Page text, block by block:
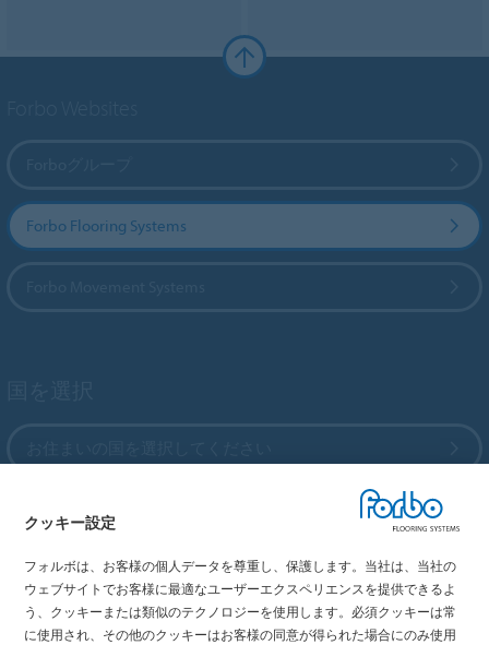
Forbo Flooring Systems
My Forbo
最新カタログ
メディア掲載情報
イベント情報
クッキー設定
フォルボは、お客様の個人データを尊重し、保護します。当社は、当社の
ウェブサイトでお客様に最適なユーザーエクスペリエンスを提供できるよ
う、クッキーまたは類似のテクノロジーを使用します。必須クッキーは常
に使用され、その他のクッキーはお客様の同意が得られた場合にのみ使用